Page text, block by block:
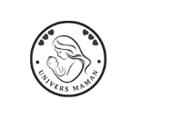
contenu